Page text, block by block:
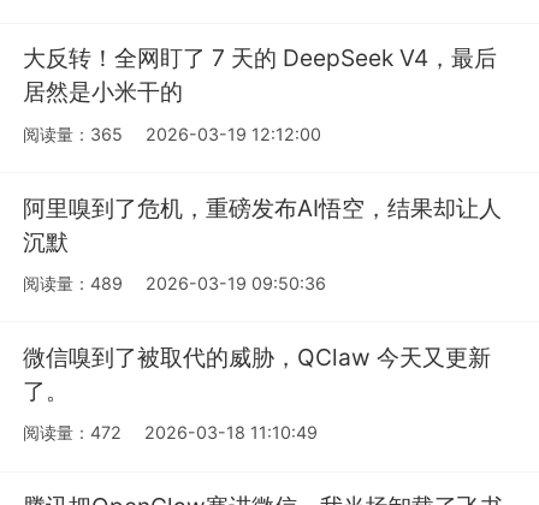
大反转！全网盯了 7 天的 DeepSeek V4，最后
居然是小米干的
阅读量：365 2026-03-19 12:12:00
阿里嗅到了危机，重磅发布AI悟空，结果却让人
沉默
阅读量：489 2026-03-19 09:50:36
微信嗅到了被取代的威胁，QClaw 今天又更新
了。
阅读量：472 2026-03-18 11:10:49